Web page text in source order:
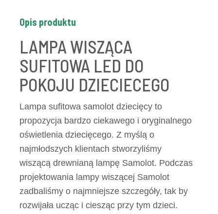
Opis produktu
LAMPA WISZĄCA
SUFITOWA LED DO
POKOJU DZIECIECEGO
Lampa sufitowa samolot dziecięcy to
propozycja bardzo ciekawego i oryginalnego
oświetlenia dziecięcego. Z myślą o
najmłodszych klientach stworzyliśmy
wiszącą drewnianą lampę Samolot. Podczas
projektowania lampy wiszącej Samolot
zadbaliśmy o najmniejsze szczegóły, tak by
rozwijała ucząc i ciesząc przy tym dzieci.